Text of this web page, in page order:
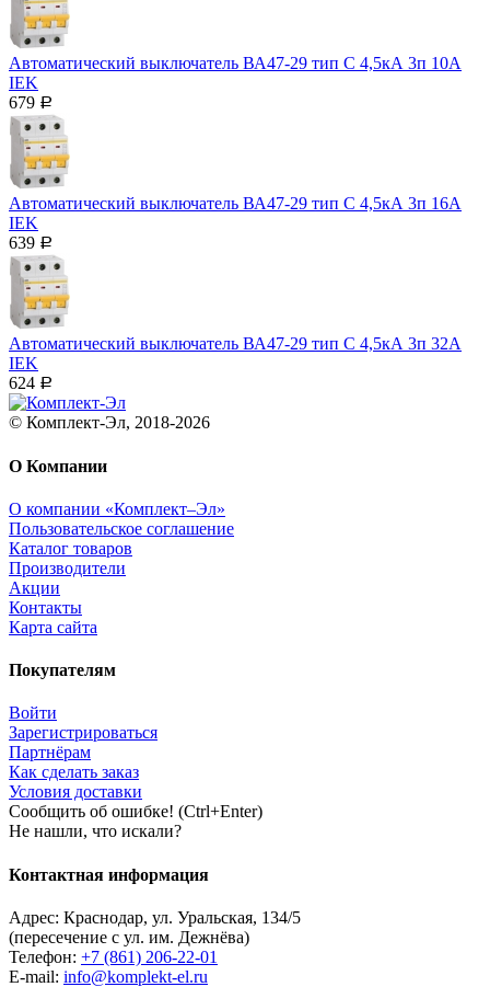
Автоматический выключатель ВА47-29 тип С 4,5кА 3п 10А
IEK
679 Р
Автоматический выключатель ВА47-29 тип С 4,5кА 3п 16А
IEK
639 Р
Автоматический выключатель ВА47-29 тип С 4,5кА 3п 32А
IEK
624 Р
© Комплект-Эл, 2018-2026
О Компании
О компании «Комплект–Эл»
Пользовательское соглашение
Каталог товаров
Производители
Акции
Контакты
Карта сайта
Покупателям
Войти
Зарегистрироваться
Партнёрам
Как сделать заказ
Условия доставки
Сообщить об ошибке! (Ctrl+Enter)
Не нашли, что искали?
Контактная информация
Адрес: Краснодар, ул. Уральская, 134/5
(пересечение с ул. им. Дежнёва)
Телефон: +7 (861) 206-22-01
E-mail: info@komplekt-el.ru